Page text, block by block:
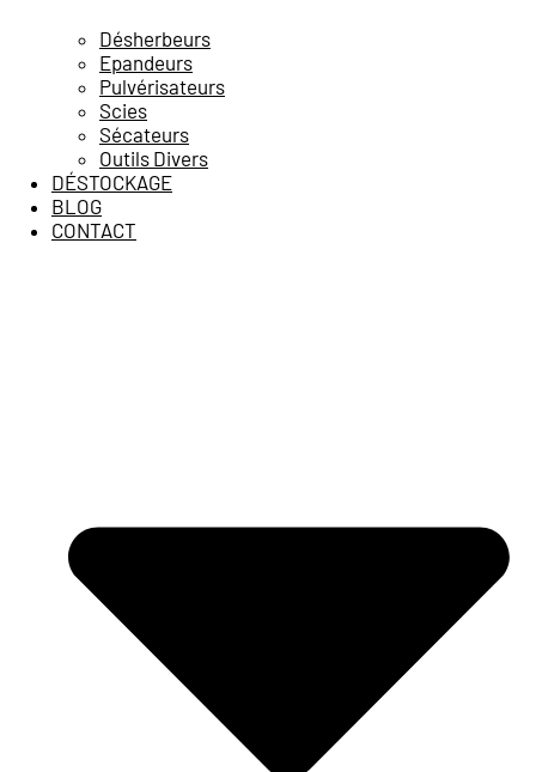
Désherbeurs
Epandeurs
Pulvérisateurs
Scies
Sécateurs
Outils Divers
DÉSTOCKAGE
BLOG
CONTACT